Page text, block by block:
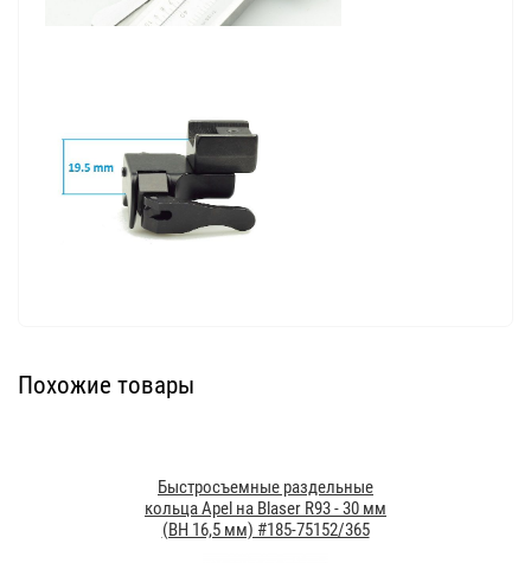
Похожие товары
Быстросъемные раздельные
кольца Apel на Blaser R93 - 30 мм
(BH 16,5 мм) #185-75152/365